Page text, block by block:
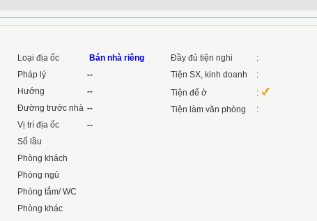
Loại địa ốc
Bán nhà riêng
Pháp lý
--
Hướng
--
Đường trước nhà --
Vị trí địa ốc
--
Số lầu
Phòng khách
Phòng ngủ
Phòng tắm/ WC
Phòng khác
Đầy đủ tiện nghi
:
Tiện SX, kinh doanh
:
Tiện để ở
:
Tiện làm văn phòng
: